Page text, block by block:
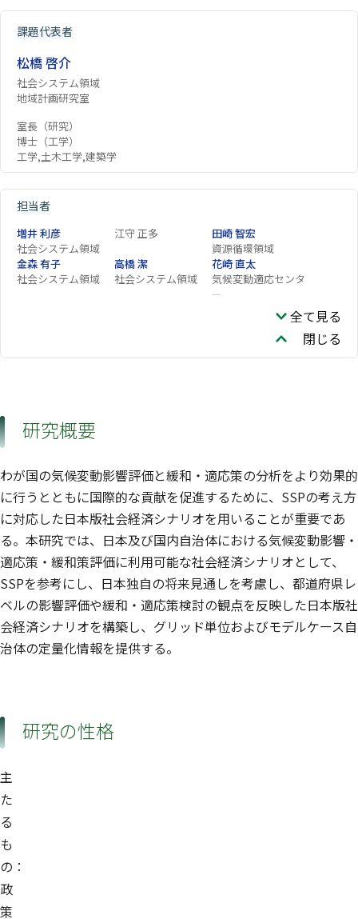
課題代表者
松橋 啓介
社会システム領域
地域計画研究室
室長（研究）
博士（工学）
工学,土木工学,建築学
担当者
増井 利彦
社会システム領域
江守 正多
田崎 智宏
資源循環領域
金森 有子
社会システム領域
高橋 潔
社会システム領域
花崎 直太
気候変動適応センタ
ー
全て見る
閉じる
研究概要
わが国の気候変動影響評価と緩和・適応策の分析をより効果的
に行うとともに国際的な貢献を促進するために、SSPの考え方
に対応した日本版社会経済シナリオを用いることが重要であ
る。本研究では、日本及び国内自治体における気候変動影響・
適応策・緩和策評価に利用可能な社会経済シナリオとして、
SSPを参考にし、日本独自の将来見通しを考慮し、都道府県レ
ベルの影響評価や緩和・適応策検討の観点を反映した日本版社
会経済シナリオを構築し、グリッド単位およびモデルケース自
治体の定量化情報を提供する。
研究の性格
主
た
る
も
の：
政
策